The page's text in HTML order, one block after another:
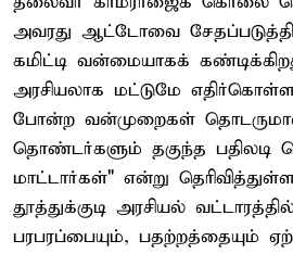
அவரது ஆட்டோவை
கமிட்டி வன்மையாகக்
அரசியலாக மட்டுமே
போன்ற வன்முறைகள்
தொண்டர்களும் தகுந்த பதிலடி
மாட்டார்கள்" என்று
தூத்துக்குடி அரசியல்
பரபரப்பையும், பதற்றத்தையும்